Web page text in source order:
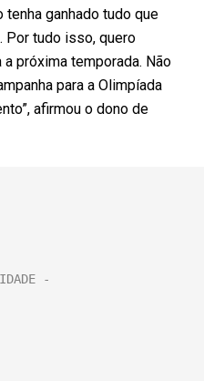
ganhado tudo que
tudo isso, quero
próxima temporada. Não
para a Olimpíada
afirmou o dono de